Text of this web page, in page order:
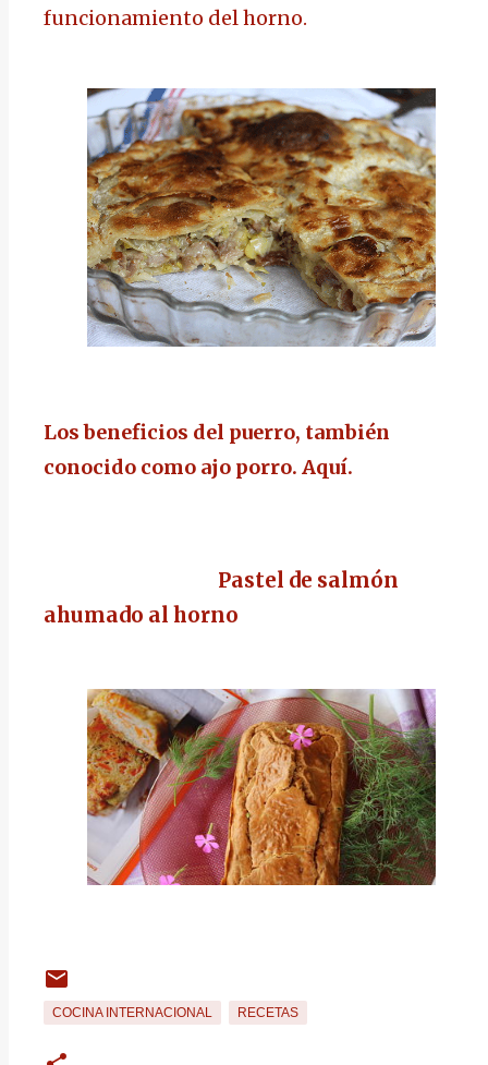
funcionamiento del horno.
Los beneficios del puerro, también
conocido como ajo porro. Aquí.
Pastel de salmón
ahumado al horno
COCINA INTERNACIONAL RECETAS